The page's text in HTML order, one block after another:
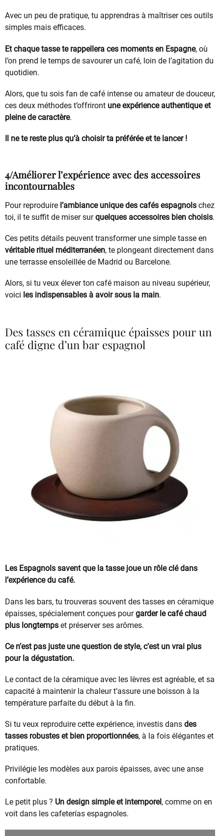
Avec un peu de pratique, tu apprendras à maîtriser ces outils
simples mais efficaces.
Et chaque tasse te rappellera ces moments en Espagne, où
l’on prend le temps de savourer un café, loin de l’agitation du
quotidien.
Alors, que tu sois fan de café intense ou amateur de douceur,
ces deux méthodes t’offriront une expérience authentique et
pleine de caractère.
Il ne te reste plus qu’à choisir ta préférée et te lancer !
4/Améliorer l’expérience avec des accessoires
incontournables
Pour reproduire l’ambiance unique des cafés espagnols chez
toi, il te suffit de miser surquelques accessoires bien choisis.
Ces petits détails peuvent transformer une simple tasse en
véritable rituel méditerranéen, te plongeant directement dans
une terrasse ensoleillée de Madrid ou Barcelone.
Alors, si tu veux élever ton café maison au niveau supérieur,
voici les indispensables à avoir sous la main.
Des tasses en céramique épaisses pour un
café digne d’un bar espagnol
Les Espagnols savent que la tasse joue un rôle clé dans
l’expérience du café.
Dans les bars, tu trouveras souvent des tasses en céramique
épaisses, spécialement conçues pourgarder le café chaud
plus longtemps et préserver ses arômes.
Ce n’est pas juste une question de style, c’est un vrai plus
pour la dégustation.
Le contact de la céramique avec les lèvres est agréable, et sa
capacité à maintenir la chaleur t’assure une boisson à la
température parfaite du début à la fin.
Si tu veux reproduire cette expérience, investis dans des
tasses robustes et bien proportionnées, à la fois élégantes et
pratiques.
Privilégie les modèles aux parois épaisses, avec une anse
confortable.
Le petit plus ? Un design simple et intemporel , comme on en
voit dans les cafeterías espagnoles.